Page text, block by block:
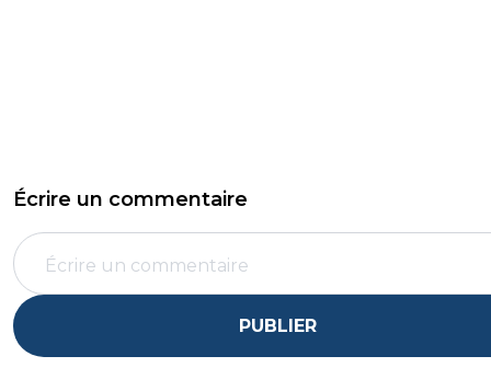
Écrire un commentaire
PUBLIER